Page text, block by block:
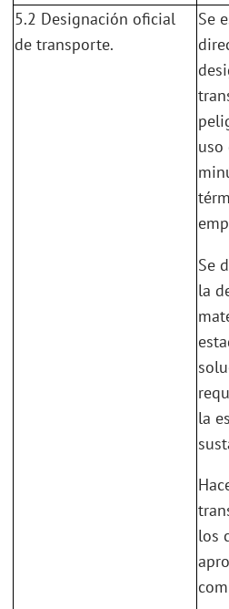
5.2 Designación oficial
de transporte.
Se
uso
Se
la
la
los